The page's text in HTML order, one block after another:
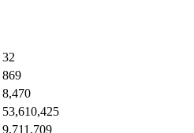
32
869
8,470
53,610,425
9,711,709